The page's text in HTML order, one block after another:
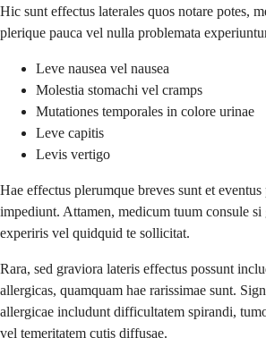
Hic sunt effectus laterales quos notare potes,
plerique pauca vel nulla problemata
Leve nausea vel nausea
Molestia stomachi vel cramps
Mutationes temporales in colore urinae
Leve capitis
Levis vertigo
Hae effectus plerumque breves sunt et
impediunt. Attamen, medicum tuum consule si
experiris vel quidquid te sollicitat.
Rara, sed graviora lateris effectus possunt
allergicas, quamquam hae rarissimae sunt.
allergicae includunt difficultatem spirandi,
vel temeritatem cutis diffusae.